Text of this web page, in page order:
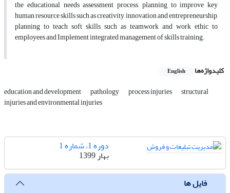
the educational needs assessment process, planning to improve key
human resource skills such as creativity, innovation and entrepreneurship,
planning to teach soft skills such as teamwork and work ethic to
employees and Implement integrated management of skills training.
کلیدواژه‌ها English
education and development pathology process injuries structural
injuries and environmental injuries
دوره 1، شماره 1
بهار 1399
فایل ها